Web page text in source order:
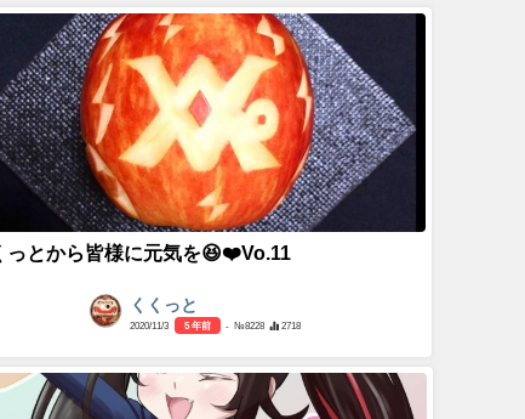
っとから皆様に元気を😆❤️Vo.11
くくっと
2020/11/3 5 年前 - №8228 2718